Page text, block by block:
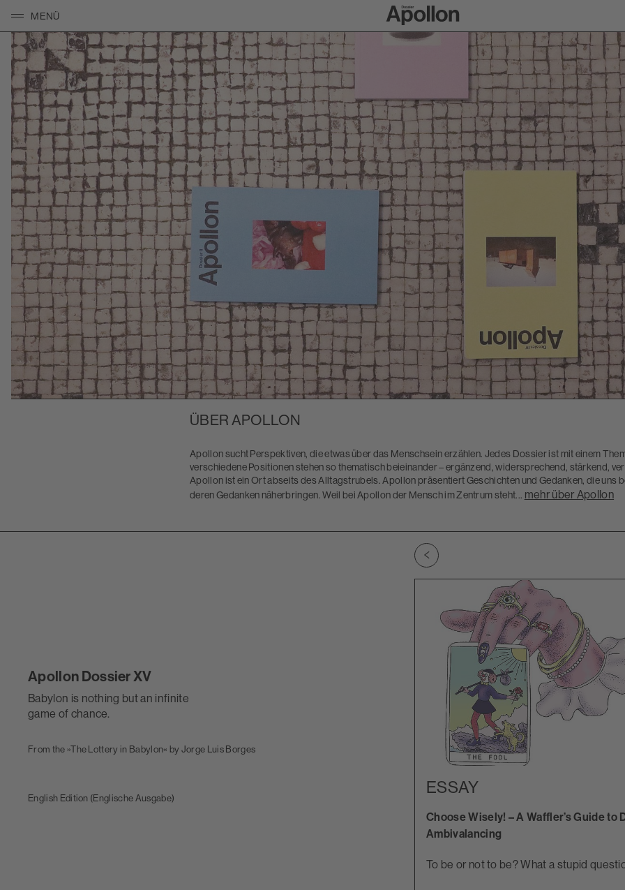
MENÜ
ÜBER APOLLON
Apollon sucht Perspektiven, die etwas über das Menschsein erzählen. Jedes Dossier ist mit einem
verschiedene Positionen stehen so thematisch beieinander – ergänzend, widersprechend, stärkend,
Apollon ist ein Ort abseits des Alltagstrubels. Apollon präsentiert Geschichten und Gedanken, die uns
deren Gedanken näherbringen. Weil bei Apollon der Mensch im Zentrum steht... mehr über Apollon
Apollon Dossier XV
Babylon is nothing but an infinite
game of chance.
From the »The Lottery in Babylon« by Jorge Luis Borges
English Edition (Englische Ausgabe)
Zu vorherigem Slide wechseln
ESSAY
Choose Wisely! – A Waffler’s Guide to
Ambivalancing
To be or not to be? What a stupid